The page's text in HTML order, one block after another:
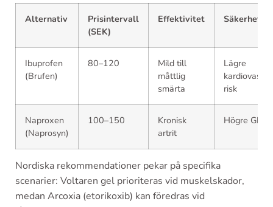
Alternativ
Prisintervall
(SEK)
Effektivitet
Ibuprofen
(Brufen)
80–120
Mild till
måttlig
smärta
Lägre
risk
Naproxen
(Naprosyn)
100–150
Kronisk
artrit
Högre GI-
Nordiska rekommendationer pekar på specifika
scenarier: Voltaren gel prioriteras vid muskelskador,
medan Arcoxia (etorikoxib) kan föredras vid